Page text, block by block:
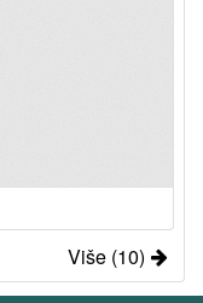
Više (10)